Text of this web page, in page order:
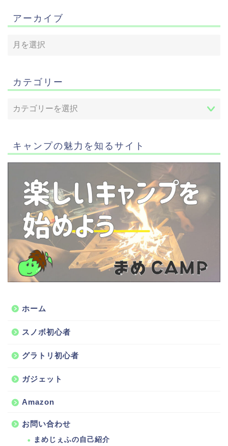
アーカイブ
カテゴリー
キャンプの魅力を知るサイト
ホーム
スノボ初心者
グラトリ初心者
ガジェット
Amazon
お問い合わせ
まめじぇふの自己紹介